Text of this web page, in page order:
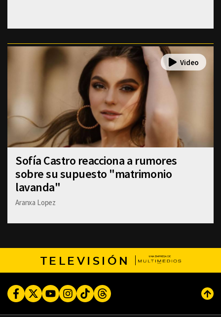
Sofía Castro reacciona a rumores
sobre su supuesto "matrimonio
lavanda"
Aranxa Lopez
TELEVISIÓN
FacebookTwitterYoutubeInstagram
TikTokThreads